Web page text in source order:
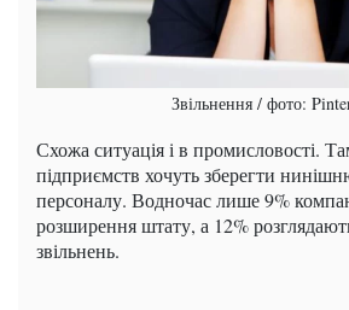
Звільнення / фото:
Схожа ситуація і в промисловості.
підприємств хочуть зберегти
персоналу. Водночас лише 9%
розширення штату, а 12%
звільнень.